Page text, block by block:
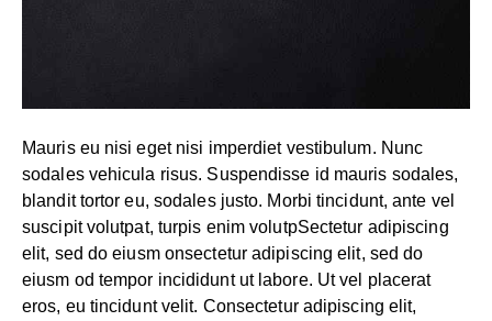
Mauris eu nisi eget nisi imperdiet vestibulum. Nunc
sodales vehicula risus. Suspendisse id mauris sodales,
blandit tortor eu, sodales justo. Morbi tincidunt, ante vel
suscipit volutpat, turpis enim volutpSectetur adipiscing
elit, sed do eiusm onsectetur adipiscing elit, sed do
eiusm od tempor incididunt ut labore. Ut vel placerat
eros, eu tincidunt velit. Consectetur adipiscing elit,